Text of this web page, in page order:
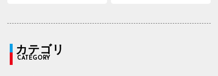
カテゴリ
CATEGORY